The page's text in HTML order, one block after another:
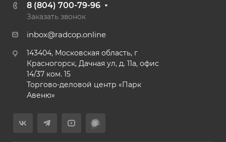
8 (804) 700-79-96
Заказать звонок
inbox@radcop.online
143404, Московская область, г
Красногорск, Дачная ул, д. 11а, офис
14/37 ком. 15​
Торгово-деловой центр «Парк
Авеню»